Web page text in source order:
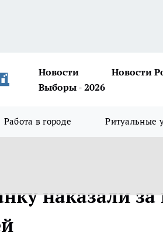
Новости Новости
Выборы - 2026
Работа в городе Ритуальные
наказали